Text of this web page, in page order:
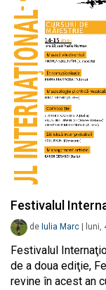
Festivalul
de Iulia Marc luni,
Festivalul
de a doua ediţie,
revine în acest an